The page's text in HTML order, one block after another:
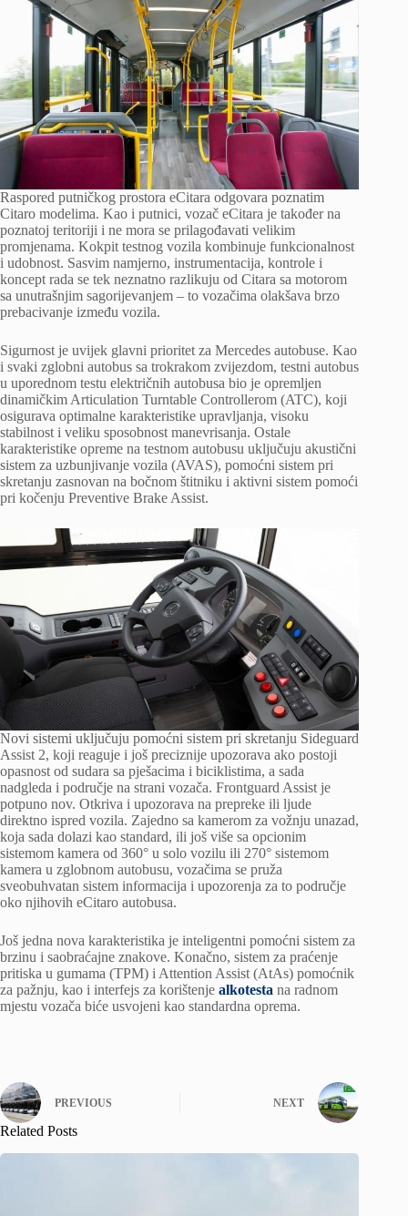
Raspored putničkog prostora eCitara odgovara poznatim
Citaro modelima. Kao i putnici, vozač eCitara je također na
poznatoj teritoriji i ne mora se prilagođavati velikim
promjenama. Kokpit testnog vozila kombinuje funkcionalnost
i udobnost. Sasvim namjerno, instrumentacija, kontrole i
koncept rada se tek neznatno razlikuju od Citara sa motorom
sa unutrašnjim sagorijevanjem – to vozačima olakšava brzo
prebacivanje između vozila.
Sigurnost je uvijek glavni prioritet za Mercedes autobuse. Kao
i svaki zglobni autobus sa trokrakom zvijezdom, testni autobus
u uporednom testu električnih autobusa bio je opremljen
dinamičkim Articulation Turntable Controllerom (ATC), koji
osigurava optimalne karakteristike upravljanja, visoku
stabilnost i veliku sposobnost manevrisanja. Ostale
karakteristike opreme na testnom autobusu uključuju akustični
sistem za uzbunjivanje vozila (AVAS), pomoćni sistem pri
skretanju zasnovan na bočnom štitniku i aktivni sistem pomoći
pri kočenju Preventive Brake Assist.
Novi sistemi uključuju pomoćni sistem pri skretanju Sideguard
Assist 2, koji reaguje i još preciznije upozorava ako postoji
opasnost od sudara sa pješacima i biciklistima, a sada
nadgleda i područje na strani vozača. Frontguard Assist je
potpuno nov. Otkriva i upozorava na prepreke ili ljude
direktno ispred vozila. Zajedno sa kamerom za vožnju unazad,
koja sada dolazi kao standard, ili još više sa opcionim
sistemom kamera od 360° u solo vozilu ili 270° sistemom
kamera u zglobnom autobusu, vozačima se pruža
sveobuhvatan sistem informacija i upozorenja za to područje
oko njihovih eCitaro autobusa.
Još jedna nova karakteristika je inteligentni pomoćni sistem za
brzinu i saobraćajne znakove. Konačno, sistem za praćenje
pritiska u gumama (TPM) i Attention Assist (AtAs) pomoćnik
za pažnju, kao i interfejs za korištenje alkotesta na radnom
mjestu vozača biće usvojeni kao standardna oprema.
PREVIOUS NEXT
Related Posts